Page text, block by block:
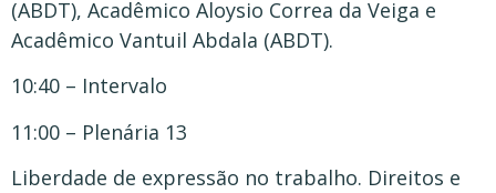
(ABDT), Acadêmico Aloysio Correa da Veiga e
Acadêmico Vantuil Abdala (ABDT).
10:40 – Intervalo
11:00 – Plenária 13
Liberdade de expressão no trabalho. Direitos e